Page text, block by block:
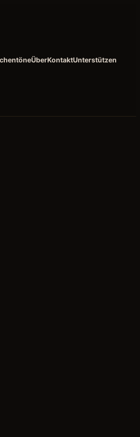
ÜberKontaktUnterstützen